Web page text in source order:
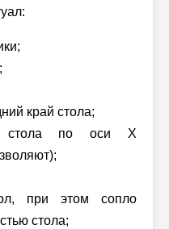
край стола;
стола по оси X
при этом сопло
стола;